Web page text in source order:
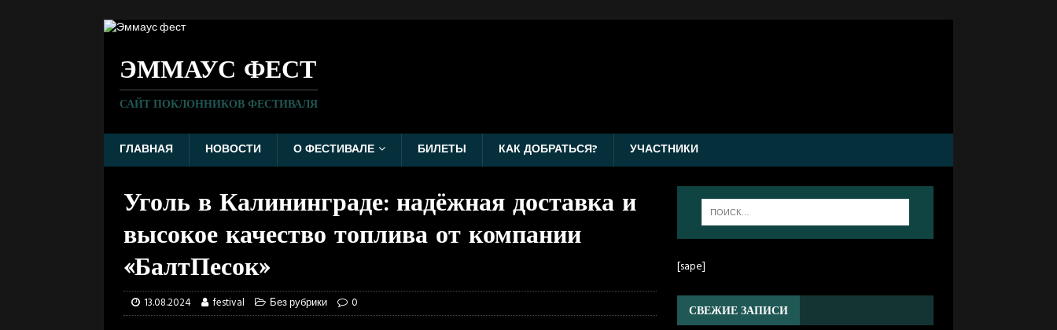
ЭММАУС ФЕСТ
САЙТ ПОКЛОННИКОВ ФЕСТИВАЛЯ
ГЛАВНАЯ НОВОСТИ О ФЕСТИВАЛЕ БИЛЕТЫ КАК ДОБРАТЬСЯ? УЧАСТНИКИ
Уголь в Калининграде: надёжная доставка и
высокое качество топлива от компании
«БалтПесок»
13.08.2024 festival Без рубрики 0
[sape]
СВЕЖИЕ ЗАПИСИ